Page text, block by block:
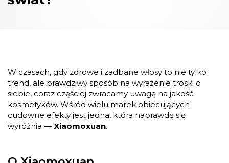
W czasach, gdy zdrowe i zadbane włosy to nie tylko
trend, ale prawdziwy sposób na wyrażenie troski o
siebie, coraz częściej zwracamy uwagę na jakość
kosmetyków. Wśród wielu marek obiecujących
cudowne efekty jest jedna, która naprawdę się
wyróżnia — Xiaomoxuan.